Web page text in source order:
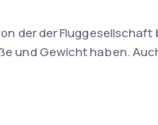
der der
und Gewicht haben.